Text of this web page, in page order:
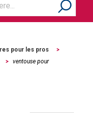
pour les pros
>
>
ventouse pour